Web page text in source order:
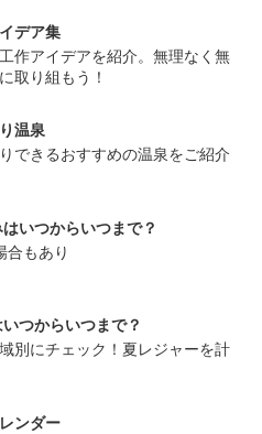
デア集
作アイデアを紹介。無理なく無
取り組もう！
温泉
できるおすすめの温泉をご紹介
いつからいつまで？
合もあり
つからいつまで？
別にチェック！夏レジャーを計
ンダー